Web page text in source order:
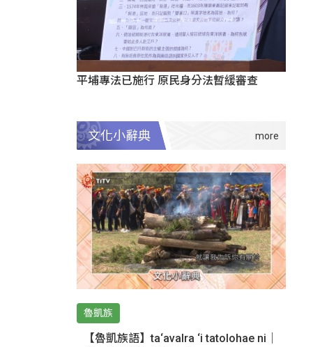
平埔專法已施行 原民身分法暫緩審查
文化小辭典
魯凱族
【魯凱族語】ta‘avalra ‘i tatolohae ni｜